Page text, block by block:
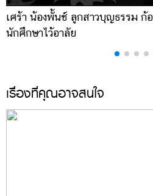
เศร้า น้องพั้นช์ ลูกสาวบุญธรรม ก้
นักศึกษาไว้อาลัย
เรื่องที่คุณอาจสนใจ